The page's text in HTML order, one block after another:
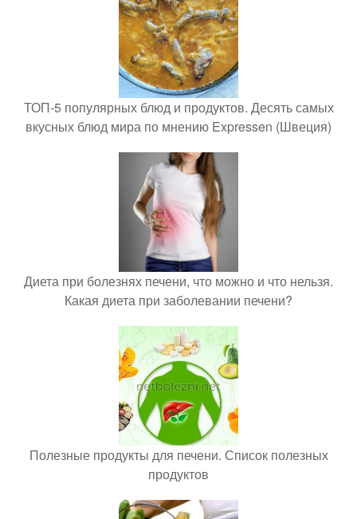
ТОП-5 популярных блюд и продуктов. Десять самых
вкусных блюд мира по мнению Expressen (Швеция)
Диета при болезнях печени, что можно и что нельзя.
Какая диета при заболевании печени?
Полезные продукты для печени. Список полезных
продуктов